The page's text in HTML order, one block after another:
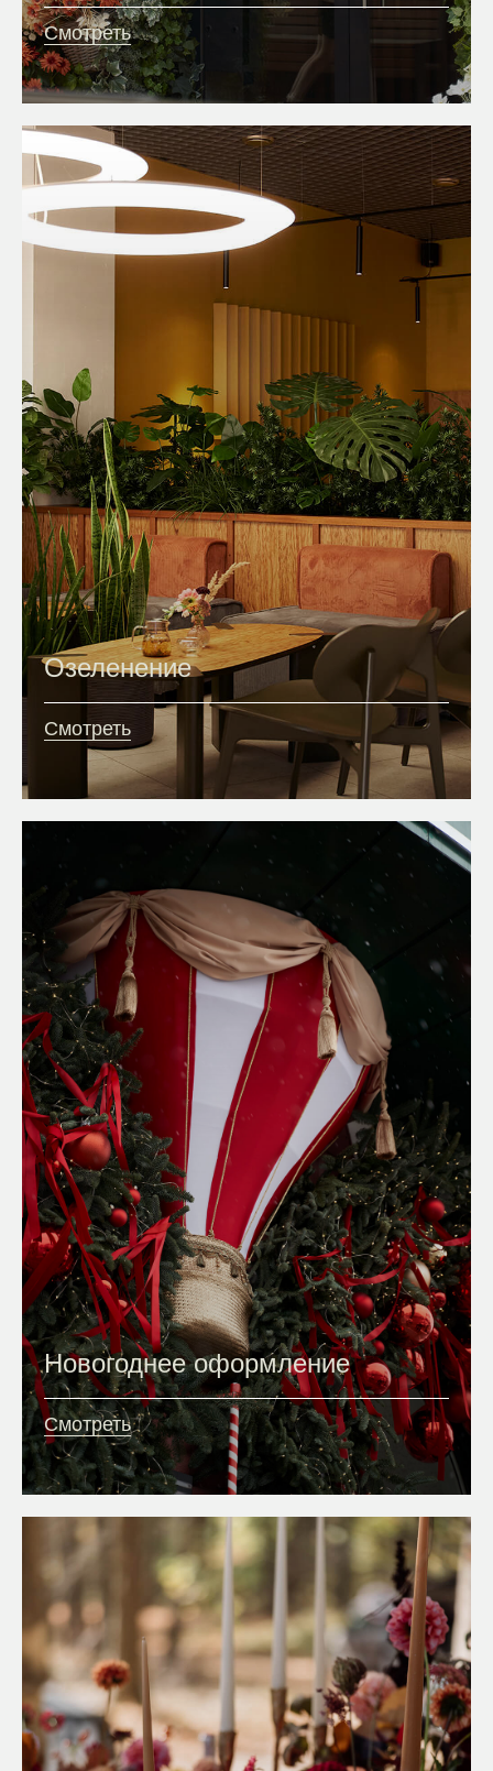
Смотреть
Озеленение
Смотреть
Новогоднее оформление
Смотреть